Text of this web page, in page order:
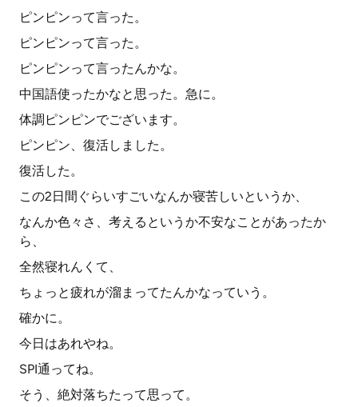
ピンピンって言った。
ピンピンって言った。
ピンピンって言ったんかな。
中国語使ったかなと思った。急に。
体調ピンピンでございます。
ピンピン、復活しました。
復活した。
この2日間ぐらいすごいなんか寝苦しいというか、
なんか色々さ、考えるというか不安なことがあったか
ら、
全然寝れんくて、
ちょっと疲れが溜まってたんかなっていう。
確かに。
今日はあれやね。
SPI通ってね。
そう、絶対落ちたって思って。